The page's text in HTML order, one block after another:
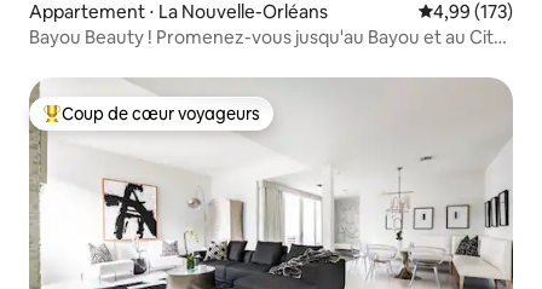
Appartement ⋅ La Nouvelle-Orléans Évaluation
4,99 (173)
Bayou Beauty ! Promenez-vous jusqu'au Bayou et au City
Coups de cœur voyageurs les plus appréciés
Coup de cœur voyageurs